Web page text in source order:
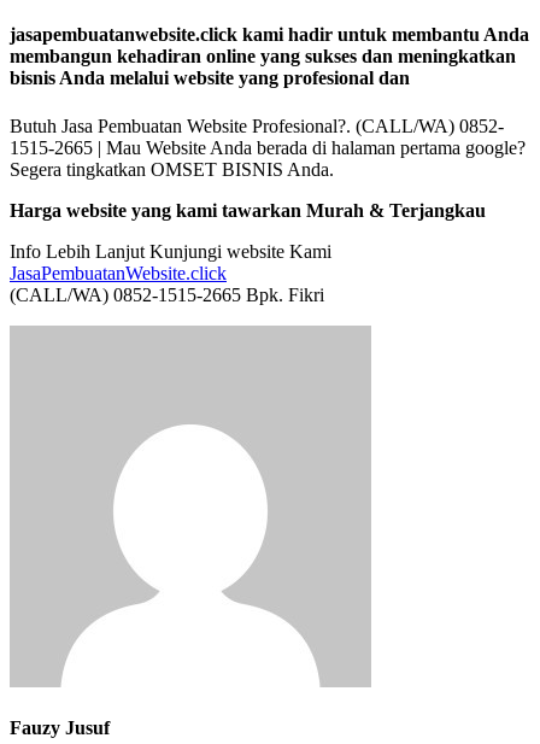
jasapembuatanwebsite.click kami hadir untuk membantu Anda
membangun kehadiran online yang sukses dan meningkatkan
bisnis Anda melalui website yang profesional dan
Butuh Jasa Pembuatan Website Profesional?. (CALL/WA) 0852-
1515-2665 | Mau Website Anda berada di halaman pertama google?
Segera tingkatkan OMSET BISNIS Anda.
Harga website yang kami tawarkan Murah & Terjangkau
Info Lebih Lanjut Kunjungi website Kami
JasaPembuatanWebsite.click
(CALL/WA) 0852-1515-2665 Bpk. Fikri
Fauzy Jusuf